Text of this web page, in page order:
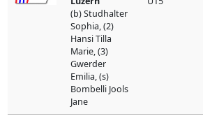
(b) Studhalter
Sophia, (2)
Hansi Tilla
Marie, (3)
Gwerder
Emilia, (s)
Bombelli Jools
Jane